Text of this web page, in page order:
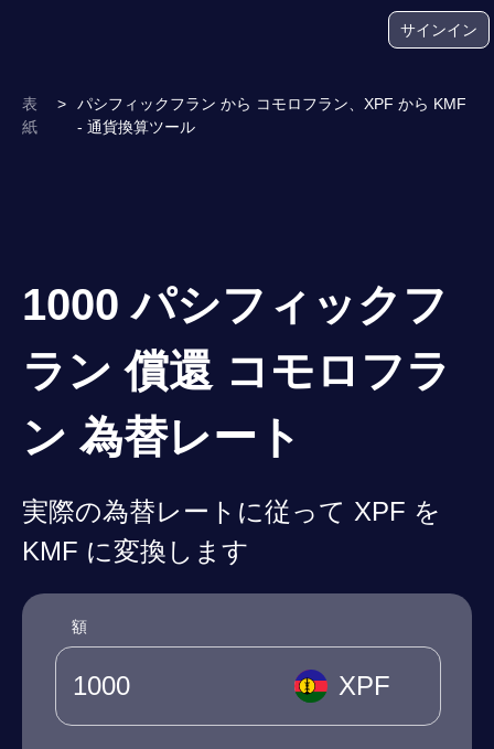
サインイン
表
紙
>
パシフィックフラン から コモロフラン、XPF から KMF
- 通貨換算ツール
1000 パシフィックフ
ラン 償還 コモロフラ
ン 為替レート
実際の為替レートに従って XPF を
KMF に変換します
額
XPF